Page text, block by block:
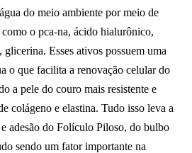
do meio ambiente por meio de
o pca-na, ácido hialurônico,
Esses ativos possuem uma
o que facilita a renovação celular do
a pele do couro mais resistente e
colágeno e elastina. Tudo isso leva a
adesão do Folículo Piloso, do bulbo
sendo um fator importante na